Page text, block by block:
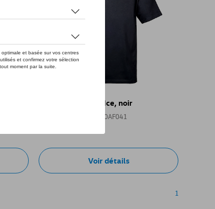
T-shirt VW Fire & Ice, noir
Référence: 10B084200AF041
Voir détails
1